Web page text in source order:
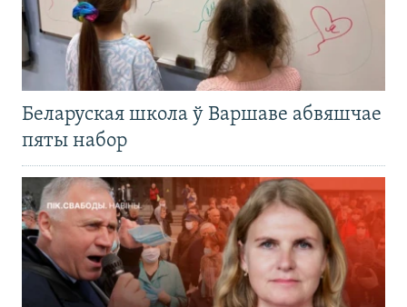
Беларуская школа ў Варшаве абвяшчае
пяты набор